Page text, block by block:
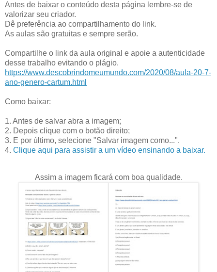
Antes de baixar o conteúdo desta página lembre-se de
valorizar seu criador.
Dê preferência ao compartilhamento do link.
As aulas são gratuitas e sempre serão.
Compartilhe o link da aula original e apoie a autenticidade
desse trabalho evitando o plágio.
https://www.descobrindomeumundo.com/2020/08/aula-20-7-
ano-genero-cartum.html
Como baixar:
1. Antes de salvar abra a imagem;
2. Depois clique com o botão direito;
3. E por último, selecione "Salvar imagem como...".
4. Clique aqui para assistir a um vídeo ensinando a baixar.
Assim a imagem ficará com boa qualidade.